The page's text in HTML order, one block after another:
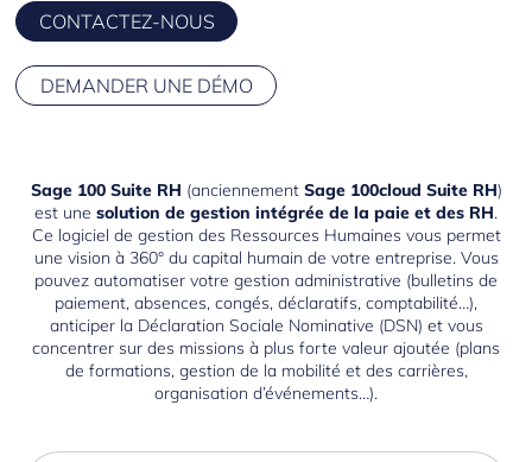
Gestion de Production
Gestion Commerciale
ERP PMI
Etats Comptables et Fiscaux
Sage Recouvrement Créances
Sage Automatisation Comptable
CONTACTEZ-NOUS
DEMANDER UNE DÉMO
Sage 100 Suite RH (anciennement Sage 100cloud Suite RH)
est une solution de gestion intégrée de la paie et des RH.
Ce logiciel de gestion des Ressources Humaines vous permet
une vision à 360° du capital humain de votre entreprise. Vous
pouvez automatiser votre gestion administrative (bulletins de
paiement, absences, congés, déclaratifs, comptabilité…),
anticiper la Déclaration Sociale Nominative (DSN) et vous
concentrer sur des missions à plus forte valeur ajoutée (plans
de formations, gestion de la mobilité et des carrières,
organisation d’événements…).